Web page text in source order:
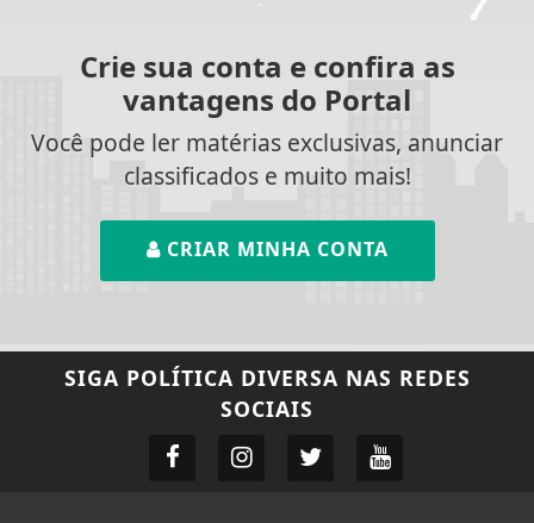
Crie sua conta e confira as
vantagens do Portal
Você pode ler matérias exclusivas, anunciar
classificados e muito mais!
CRIAR MINHA CONTA
SIGA POLÍTICA DIVERSA NAS REDES
SOCIAIS